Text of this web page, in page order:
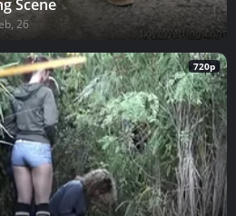
Scene
26
720p